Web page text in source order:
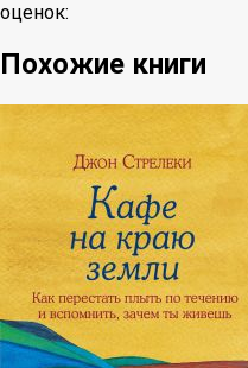
оценок:
Похожие книги